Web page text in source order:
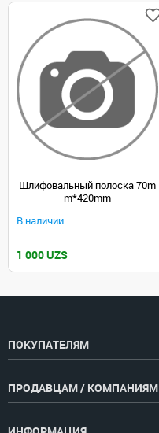
Шлифовальный полоска 70m
m*420mm
В наличии
1 000 UZS
ПОКУПАТЕЛЯМ
ПРОДАВЦАМ / КОМПАНИЯМ